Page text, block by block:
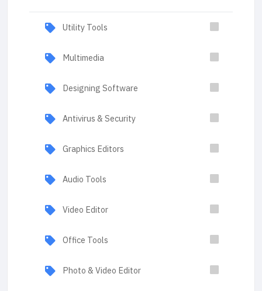
Utility Tools
Multimedia
Designing Software
Antivirus & Security
Graphics Editors
Audio Tools
Video Editor
Office Tools
Photo & Video Editor